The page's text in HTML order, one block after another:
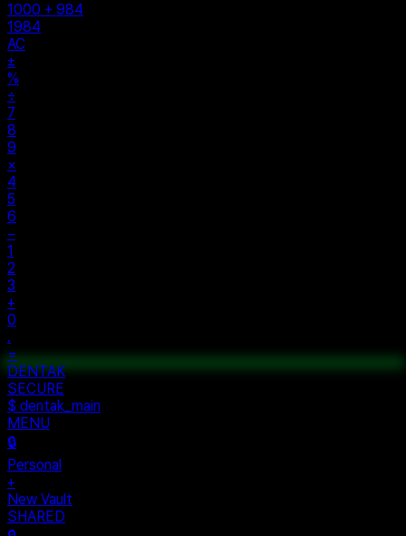
望む相手とだけ繋がるプライベート1:1コミュニケーション
事前予約する
1000 + 984
1984
AC
±
%
÷
7
8
9
×
4
5
6
−
1
2
3
+
0
.
=
$ auth...
$ vault --ok
DENTAK
ACCESS OK
DENTAK
SECURE